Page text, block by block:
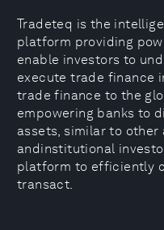
Tradeteq is the
platform providing
enable investors to
execute trade finance
trade finance to the
empowering banks to
assets, similar to other
andinstitutional
platform to efficiently
transact.